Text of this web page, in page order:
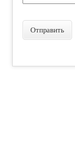
Отправить